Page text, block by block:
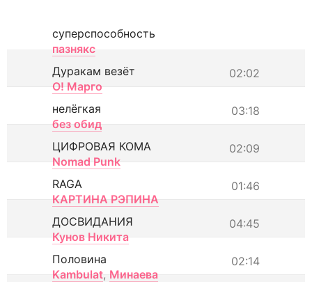
суперспособность
пазнякс
02:02
Дуракам везёт
О! Марго
03:18
нелёгкая
без обид
02:09
ЦИФРОВАЯ КОМА
Nomad Punk
01:46
RAGA
КАРТИНА РЭПИНА
04:45
ДОСВИДАНИЯ
Кунов Никита
02:14
Половина
Kambulat, Минаева